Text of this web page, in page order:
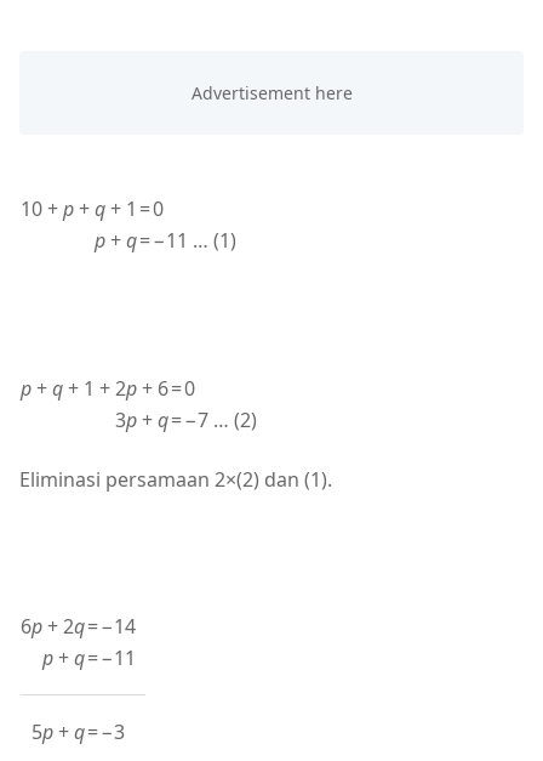
10 +p+q+ 1 =0
p+q=−11 … (1)
p+q+ 1 + 2p+ 6=0
3p+q=−7 … (2)
Eliminasi persamaan 2×(2) dan (1).
6p+ 2q=−14
p+q=−11
5p+q=−3